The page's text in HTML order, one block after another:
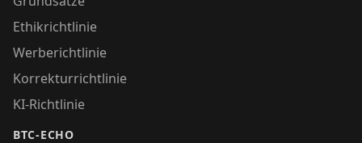
Ethikrichtlinie
Werberichtlinie
Korrekturrichtlinie
KI-Richtlinie
BTC-ECHO